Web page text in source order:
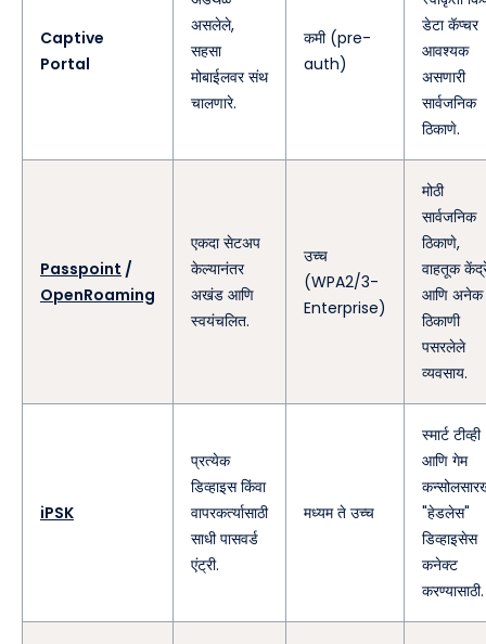
Captive
Portal
असलेले,
सहसा
मोबाईलवर संथ
चालणारे.
कमी (pre-
auth)
डेटा कॅप्चर
आवश्यक
असणारी
सार्वजनिक
ठिकाणे.
Passpoint /
OpenRoaming
एकदा सेटअप
केल्यानंतर
अखंड आणि
स्वयंचलित.
उच्च
(WPA2/3-
Enterprise)
मोठी
सार्वजनिक
ठिकाणे,
वाहतूक
आणि अनेक
ठिकाणी
पसरलेले
व्यवसाय.
iPSK
प्रत्येक
डिव्हाइस किंवा
वापरकर्त्यासाठी
साधी पासवर्ड
एंट्री.
मध्यम ते उच्च
स्मार्ट टीव्ही
आणि गेम
"हेडलेस"
डिव्हाइसेस
कनेक्ट
करण्यासाठी.